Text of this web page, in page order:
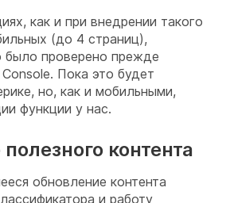
как и при внедрении такого
(до 4 страниц),
проверено прежде
Пока это будет
но, как и мобильными,
функции у нас.
контента
обновление контента
и работу